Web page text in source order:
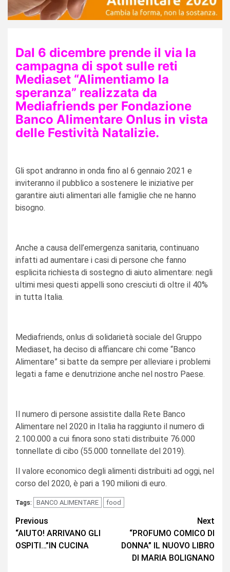
Dal 6 dicembre prende il via la
campagna di spot sulle reti
Mediaset “Alimentiamo la
speranza” realizzata da
Mediafriends per Fondazione
Banco Alimentare Onlus in vista
delle Festività Natalizie.
Gli spot andranno in onda fino al 6 gennaio 2021 e
inviteranno il pubblico a sostenere le iniziative per
garantire aiuti alimentari alle famiglie che ne hanno
bisogno.
Anche a causa dell’emergenza sanitaria, continuano
infatti ad aumentare i casi di persone che fanno
esplicita richiesta di sostegno di aiuto alimentare: negli
ultimi mesi questi appelli sono cresciuti di oltre il 40%
in tutta Italia.
Mediafriends, onlus di solidarietà sociale del Gruppo
Mediaset, ha deciso di affiancare chi come “Banco
Alimentare” si batte da sempre per alleviare i problemi
legati a fame e denutrizione anche nel nostro Paese.
Il numero di persone assistite dalla Rete Banco
Alimentare nel 2020 in Italia ha raggiunto il numero di
2.100.000 a cui finora sono stati distribuite 76.000
tonnellate di cibo (55.000 tonnellate del 2019).
Il valore economico degli alimenti distribuiti ad oggi, nel
corso del 2020, è pari a 190 milioni di euro.
Tags: BANCO ALIMENTARE food
Continue
Reading
Previous
“AIUTO! ARRIVANO GLI
OSPITI…”IN CUCINA
Next
“PROFUMO COMICO DI
DONNA” IL NUOVO LIBRO
DI MARIA BOLIGNANO